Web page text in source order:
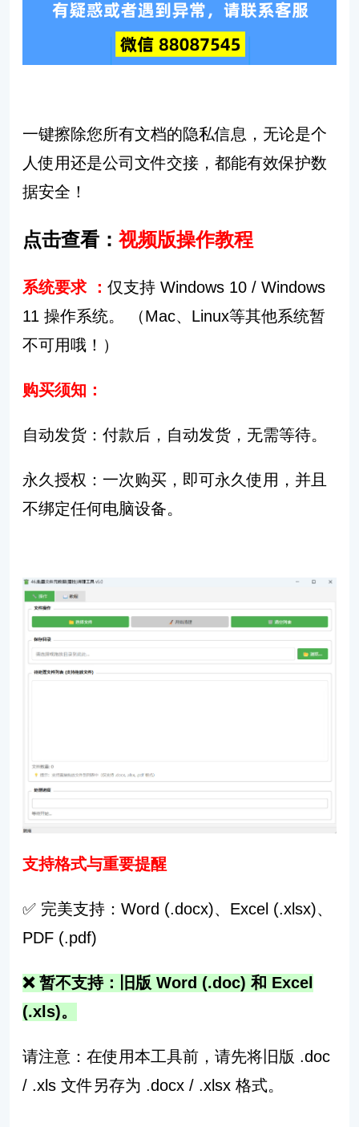
一键擦除您所有文档的隐私信息，无论是个
人使用还是公司文件交接，都能有效保护数
据安全！️
点击查看： 视频版操作教程
系统要求 ： 仅支持 Windows 10 / Windows
11 操作系统。
（Mac、Linux等其他系统暂
不可用哦！）
购买须知：
自动发货：付款后，自动发货，无需等待。
永久授权：一次购买，即可永久使用，并且
不绑定任何电脑设备。
支持格式与重要提醒
✅ 完美支持：Word (.docx)、Excel (.xlsx)、
PDF (.pdf)
❌ 暂不支持：旧版 Word (.doc) 和 Excel
(.xls)。
请注意：在使用本工具前，请先将旧版 .doc
/ .xls 文件另存为 .docx / .xlsx 格式。